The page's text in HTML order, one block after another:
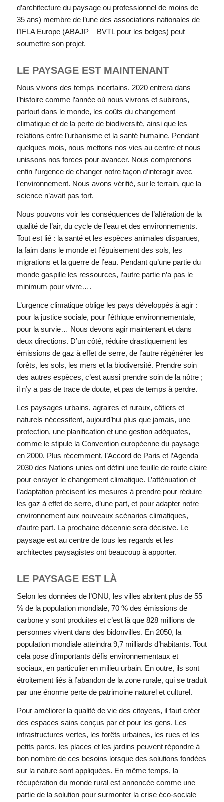
d’architecture du paysage ou professionnel de moins de
35 ans) membre de l’une des associations nationales de
l’IFLA Europe (ABAJP – BVTLpour les belges) peut
soumettre son projet.
LE PAYSAGE EST MAINTENANT
Nous vivons des temps incertains. 2020 entrera dans
l’histoire comme l’année où nous vivrons et subirons,
partout dans le monde, les coûts du changement
climatique et de la perte de biodiversité, ainsi que les
relations entre l’urbanisme et la santé humaine. Pendant
quelques mois, nous mettons nos vies au centre et nous
unissons nos forces pour avancer. Nous comprenons
enfin l’urgence de changer notre façon d’interagir avec
l’environnement. Nous avons vérifié, sur le terrain, que la
science n’avait pas tort.
Nous pouvons voir les conséquences de l’altération de la
qualité de l’air, du cycle de l’eau et des environnements.
Tout est lié : la santé et les espèces animales disparues,
la faim dans le monde et l’épuisement des sols, les
migrations et la guerre de l’eau. Pendant qu’une partie du
monde gaspille les ressources, l’autre partie n’a pas le
minimum pour vivre….
L’urgence climatique oblige les pays développés à agir :
pour la justice sociale, pour l’éthique environnementale,
pour la survie… Nous devons agir maintenant et dans
deux directions. D’un côté, réduire drastiquement les
émissions de gaz à effet de serre, de l’autre régénérer les
forêts, les sols, les mers et la biodiversité. Prendre soin
des autres espèces, c’est aussi prendre soin de la nôtre ;
il n’y a pas de trace de doute, et pas de temps à perdre.
Les paysages urbains, agraires et ruraux, côtiers et
naturels nécessitent, aujourd’hui plus que jamais, une
protection, une planification et une gestion adéquates,
comme le stipule la Convention européenne du paysage
en 2000. Plus récemment, l’Accord de Paris et l’Agenda
2030 des Nations unies ont défini une feuille de route claire
pour enrayer le changement climatique. L’atténuation et
l’adaptation précisent les mesures à prendre pour réduire
les gaz à effet de serre, d’une part, et pour adapter notre
environnement aux nouveaux scénarios climatiques,
d’autre part. La prochaine décennie sera décisive. Le
paysage est au centre de tous les regards et les
architectes paysagistes ont beaucoup à apporter.
LE PAYSAGE EST LÀ
Selon les données de l’ONU, les villes abritent plus de 55
% de la population mondiale, 70 % des émissions de
carbone y sont produites et c’est là que 828 millions de
personnes vivent dans des bidonvilles. En 2050, la
population mondiale atteindra 9,7 milliards d’habitants. Tout
cela pose d’importants défis environnementaux et
sociaux, en particulier en milieu urbain. En outre, ils sont
étroitement liés à l’abandon de la zone rurale, qui se traduit
par une énorme perte de patrimoine naturel et culturel.
Pour améliorer la qualité de vie des citoyens, il faut créer
des espaces sains conçus par et pour les gens. Les
infrastructures vertes, les forêts urbaines, les rues et les
petits parcs, les places et les jardins peuvent répondre à
bon nombre de ces besoins lorsque des solutions fondées
sur la nature sont appliquées. En même temps, la
récupération du monde rural est annoncée comme une
partie de la solution pour surmonter la crise éco-sociale